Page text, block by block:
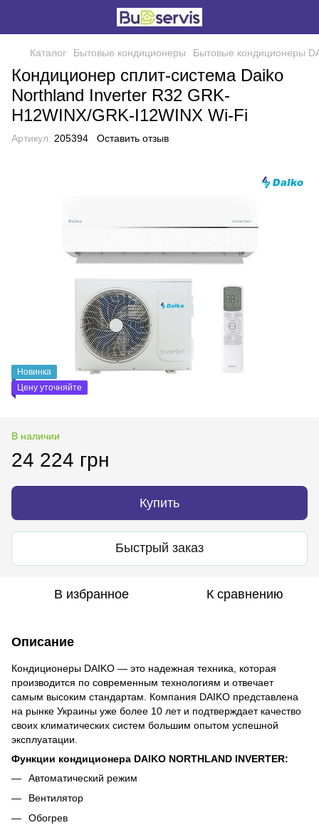
Каталог Бытовые кондиционеры Бытовые кондиционеры
Кондиционер сплит-система Daiko
Northland Inverter R32 GRK-
H12WINX/GRK-I12WINX Wi-Fi
Артикул: 205394 Оставить отзыв
Новинка
Цену уточняйте
В наличии
24 224 грн
Купить
Быстрый заказ
В избранное К сравнению
Описание
Кондиционеры DAIKO — это надежная техника, которая
производится по современным технологиям и отвечает
самым высоким стандартам. Компания DAIKO представлена
на рынке Украины уже более 10 лет и подтверждает качество
своих климатических систем большим опытом успешной
эксплуатации.
Функции кондиционера DAIKO NORTHLAND INVERTER:
Автоматический режим
Вентилятор
Обогрев